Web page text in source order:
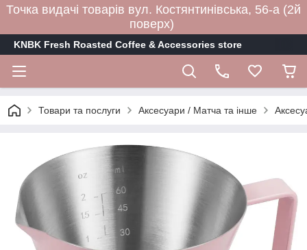
Точка видачі товарів вул. Костянтинівська, 56-а (2й
поверх)
KNBK Fresh Roasted Coffee & Accessories store
Товари та послуги Аксесуари / Матча та інше